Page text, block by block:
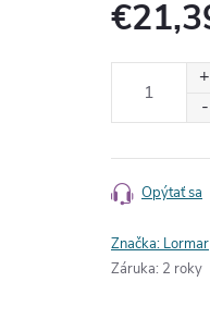
Opýtať sa
Značka: Lormar
Záruka: 2 roky